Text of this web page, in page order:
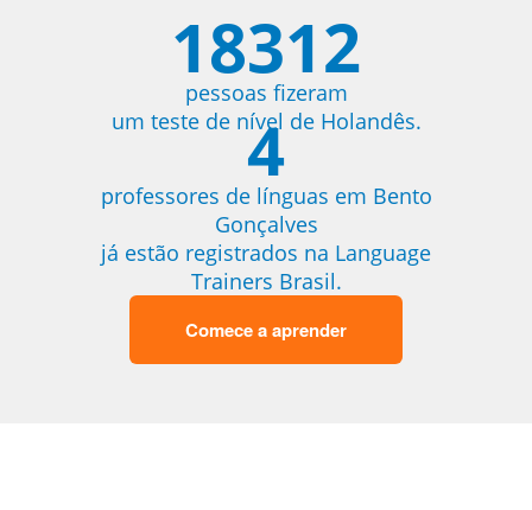
18312
pessoas fizeram
um teste de nível de Holandês.
4
professores de línguas em Bento
Gonçalves
já estão registrados na Language
Trainers Brasil.
Comece a aprender